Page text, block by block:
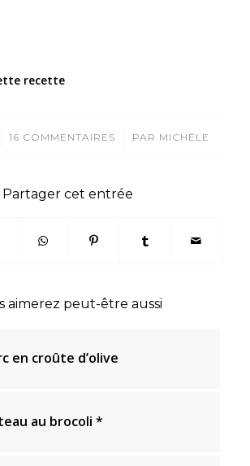
recette
16 COMMENTAIRES
/ PAR MICHÈLE
Partager cet entrée
aimerez peut-être aussi
en croûte d’olive
au brocoli *